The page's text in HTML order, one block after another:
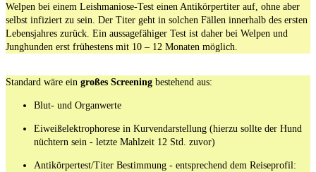
Welpen bei einem Leishmaniose-Test einen Antikörpertiter auf, ohne aber
selbst infiziert zu sein. Der Titer geht in solchen Fällen innerhalb des ersten
Lebensjahres zurück. Ein aussagefähiger Test ist daher bei Welpen und
Junghunden erst frühestens mit 10 – 12 Monaten möglich.
Standard wäre ein großes Screening bestehend aus:​
Blut- und Organwerte
Eiweißelektrophorese in Kurvendarstellung (hierzu sollte der Hund
nüchtern sein - letzte Mahlzeit 12 Std. zuvor)
Antikörpertest/Titer Bestimmung - entsprechend dem Reiseprofil: